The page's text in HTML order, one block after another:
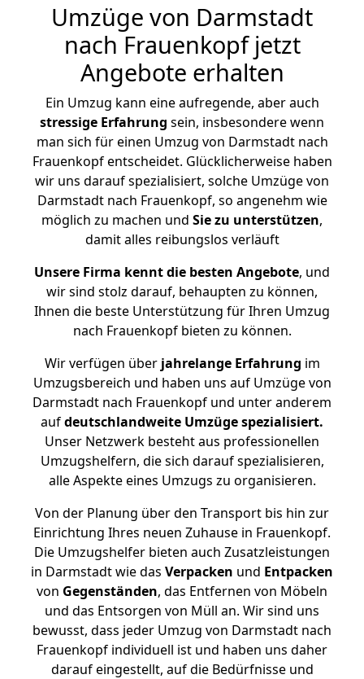
Umzüge von Darmstadt
nach Frauenkopf jetzt
Angebote erhalten
Ein Umzug kann eine aufregende, aber auch
stressige Erfahrung sein, insbesondere wenn
man sich für einen Umzug von Darmstadt nach
Frauenkopf entscheidet. Glücklicherweise haben
wir uns darauf spezialisiert, solche Umzüge von
Darmstadt nach Frauenkopf, so angenehm wie
möglich zu machen und Sie zu unterstützen,
damit alles reibungslos verläuft
Unsere Firma kennt die besten Angebote, und
wir sind stolz darauf, behaupten zu können,
Ihnen die beste Unterstützung für Ihren Umzug
nach Frauenkopf bieten zu können.
Wir verfügen überjahrelange Erfahrung im
Umzugsbereich und haben uns auf Umzüge von
Darmstadt nach Frauenkopf und unter anderem
aufdeutschlandweite Umzüge spezialisiert.
Unser Netzwerk besteht aus professionellen
Umzugshelfern, die sich darauf spezialisieren,
alle Aspekte eines Umzugs zu organisieren.
Von der Planung über den Transport bis hin zur
Einrichtung Ihres neuen Zuhause in Frauenkopf.
Die Umzugshelfer bieten auch Zusatzleistungen
in Darmstadt wie das Verpacken und Entpacken
von Gegenständen, das Entfernen von Möbeln
und das Entsorgen von Müll an. Wir sind uns
bewusst, dass jeder Umzug von Darmstadt nach
Frauenkopf individuell ist und haben uns daher
darauf eingestellt, auf die Bedürfnisse und